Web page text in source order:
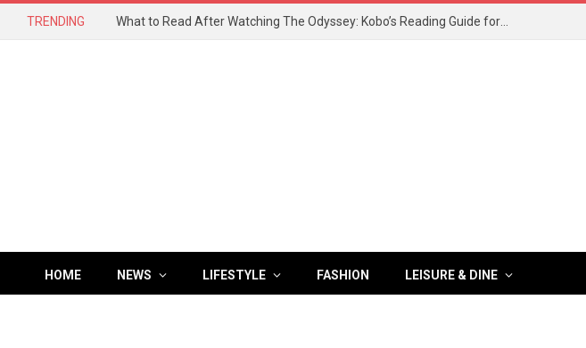
TRENDING
HOME NEWS LIFESTYLE FASHION LEISURE & DINE